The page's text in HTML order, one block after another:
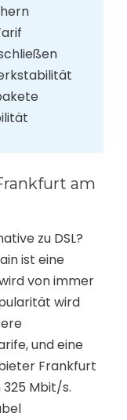
am
zu DSL?
ist eine
von immer
wird
und eine
Frankfurt
Mbit/s.